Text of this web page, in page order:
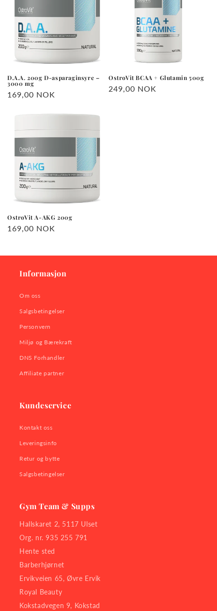
D.A.A. 200g D-asparaginsyre –
3000 mg
Vanlig
169,00 NOK
OstroVit BCAA + Glutamin 500g
Vanlig
249,00 NOK
OstroVit A-AKG 200g
Vanlig
169,00 NOK
Informasjon
Om oss
Salgsbetingelser
Personvern
Miljø og Bærekraft
DNS Forhandler
Affiliate partner
Kundeservice
Kontakt oss
Leveringsinfo
Retur og bytte
Salgsbetingelser
Gym Team & Supps
Hallskaret 2, 5117 Ulset
Org. nr. 935 255 791
Hente sted
Barberhjørnet
Ervikveien 65, Øvre Ervik
Royal Beauty
Kokstadvegen 9, Kokstad